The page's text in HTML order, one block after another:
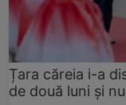
Țara căreia i-a
de două luni și